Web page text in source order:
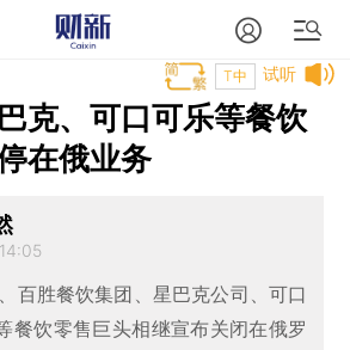
试听
T中
克、可口可乐等餐饮
在俄业务
百胜餐饮集团、星巴克公司、可口
餐饮零售巨头相继宣布关闭在俄罗